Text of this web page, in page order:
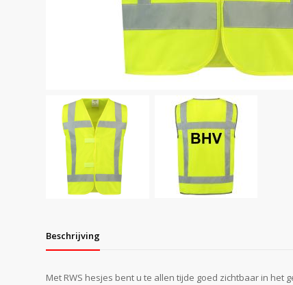
Beschrijving
Met RWS hesjes bent u te allen tijde goed zichtbaar in het